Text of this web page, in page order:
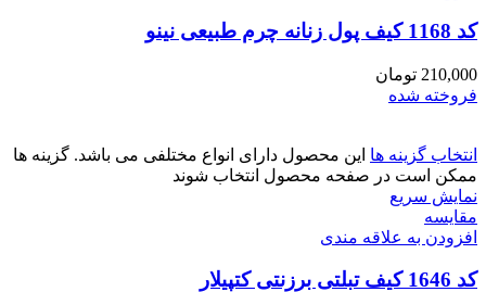
کد 1168 کیف پول زنانه چرم طبیعی نینو
210,000 تومان
فروخته شده
انتخاب گزینه ها این محصول دارای انواع مختلفی می باشد. گزینه ها
ممکن است در صفحه محصول انتخاب شوند
نمایش سریع
مقايسه
افزودن به علاقه مندی
کد 1646 کیف تبلتی برزنتی کتپیلار